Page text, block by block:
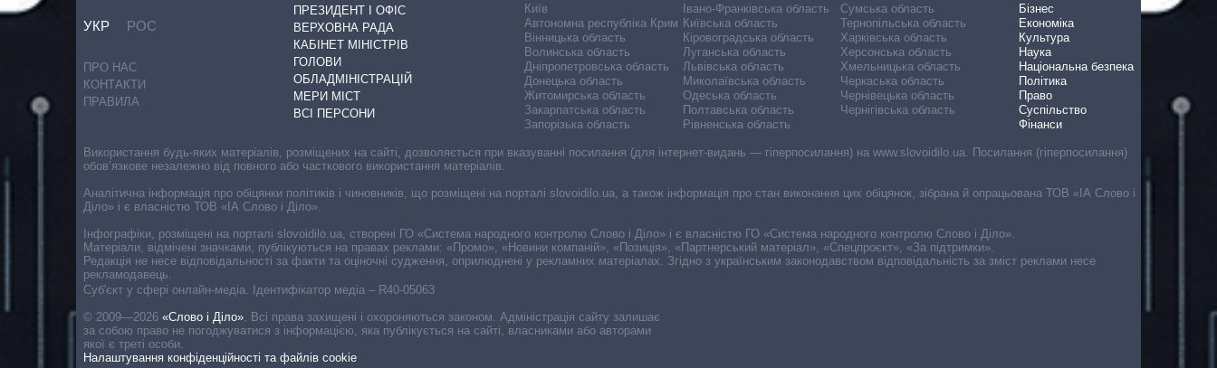
УКР РОС
ПРО НАС
КОНТАКТИ
ПРАВИЛА
ПРЕЗИДЕНТ І ОФІС
ВЕРХОВНА РАДА
КАБІНЕТ МІНІСТРІВ
ГОЛОВИ
ОБЛАДМІНІСТРАЦІЙ
МЕРИ МІСТ
ВСІ ПЕРСОНИ
Київ
Автономна республіка Крим
Вінницька область
Волинська область
Дніпропетровська область
Донецька область
Житомирська область
Закарпатська область
Запорізька область
Івано-Франківська область
Київська область
Кіровоградська область
Луганська область
Львівська область
Миколаївська область
Одеська область
Полтавська область
Рівненська область
Сумська область
Тернопільська область
Харківська область
Херсонська область
Хмельницька область
Черкаська область
Чернівецька область
Чернігівська область
Бізнес
Економіка
Культура
Наука
Національна безпека
Політика
Право
Суспільство
Фінанси
Cуб'єкт у сфері онлайн-медіа. Ідентифікатор медіа – R40-05063
© 2009—2026 «Слово і Діло» Всі права захищені і охороняються законом. Адміністрація сайту залишає
за собою право не погоджуватися з інформацією, яка публікується на сайті, власниками або авторами
якої є треті особи.
Налаштування конфіденційності та файлів cookie
Використання будь-яких матеріалів, розміщених на сайті, дозволяється при вказуванні посилання (для інтернет-видань — гіперпосилання) на www.slovoidilo.ua. Посилання (гіперпосилання)
обов’язкове незалежно від повного або часткового використання матеріалів.
Аналітична інформація про обіцянки політиків і чиновників, що розміщені на порталі slovoidilo.ua, а також інформація про стан виконання цих обіцянок, зібрана й опрацьована ТОВ «ІА Слово і
Діло» і є власністю ТОВ «ІА Слово і Діло».
Інфографіки, розміщені на порталі slovoidilo.ua, створені ГО «Система народного контролю Слово і Діло» і є власністю ГО «Система народного контролю Слово і Діло».
Матеріали, відмічені значками, публікуються на правах реклами: «Промо», «Новини компаній», «Позиція», «Партнерський матеріал», «Спецпроєкт», «За підтримки».
Редакція не несе відповідальності за факти та оціночні судження, оприлюднені у рекламних матеріалах. Згідно з українським законодавством відповідальність за зміст реклами несе
рекламодавець.